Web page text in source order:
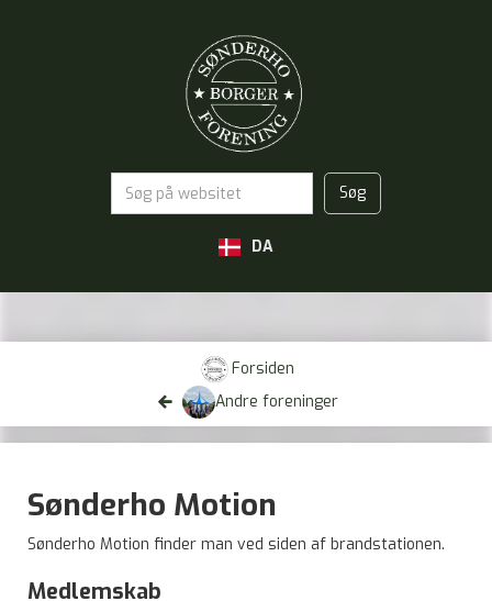
DA
Forsiden
 Andre foreninger
Sønderho Motion
Sønderho Motion finder man ved siden af brandstationen.
Medlemskab